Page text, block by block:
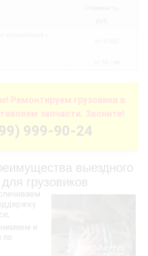
Ремонтируем грузовики в
запчасти. Звоните!
999-90-24
выездного
грузовиков
и
по